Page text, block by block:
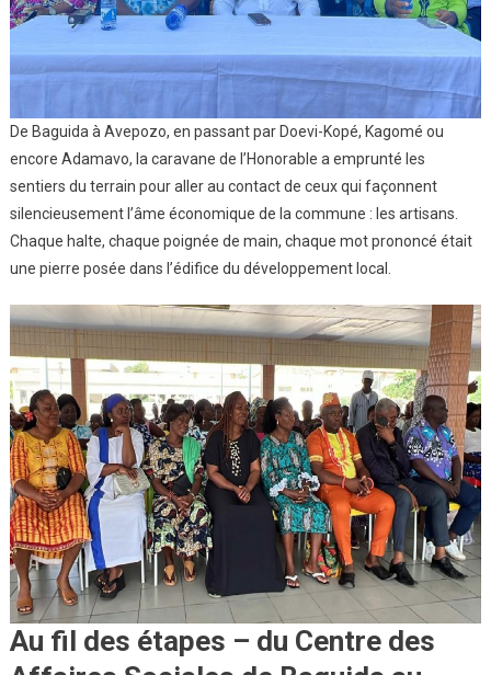
De Baguida à Avepozo, en passant par Doevi-Kopé, Kagomé ou
encore Adamavo, la caravane de l’Honorable a emprunté les
sentiers du terrain pour aller au contact de ceux qui façonnent
silencieusement l’âme économique de la commune : les artisans.
Chaque halte, chaque poignée de main, chaque mot prononcé était
une pierre posée dans l’édifice du développement local.
Au fil des étapes – du Centre des